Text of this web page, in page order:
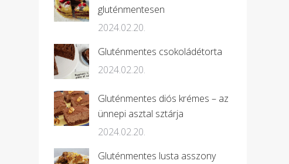
gluténmentesen
2024.02.20.
Gluténmentes csokoládétorta
2024.02.20.
Gluténmentes diós krémes – az
ünnepi asztal sztárja
2024.02.20.
Gluténmentes lusta asszony